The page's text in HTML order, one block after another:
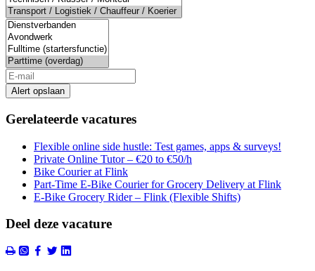
Alert opslaan
Gerelateerde vacatures
Flexible online side hustle: Test games, apps & surveys!
Private Online Tutor – €20 to €50/h
Bike Courier at Flink
Part-Time E-Bike Courier for Grocery Delivery at Flink
E-Bike Grocery Rider – Flink (Flexible Shifts)
Deel deze vacature